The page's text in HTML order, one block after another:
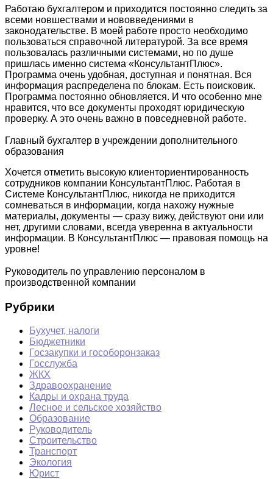
Работаю бухгалтером и приходится постоянно следить за
всеми новшествами и нововведениями в
законодательстве. В моей работе просто необходимо
пользоваться справочной литературой. За все время
пользовалась различными системами, но по душе
пришлась именно система «КонсультантПлюс».
Программа очень удобная, доступная и понятная. Вся
информация распределена по блокам. Есть поисковик.
Программа постоянно обновляется. И что особенно мне
нравится, что все документы проходят юридическую
проверку. А это очень важно в повседневной работе.
Главный бухгалтер в учреждении дополнительного
образования
Хочется отметить высокую клиенториентированность
сотрудников компании КонсультантПлюс. Работая в
Системе КонсультантПлюс, никогда не приходится
сомневаться в информации, когда нахожу нужные
материалы, документы — сразу вижу, действуют они или
нет, другими словами, всегда уверенна в актуальности
информации. В КонсультантПлюс — правовая помощь на
уровне!
Руководитель по управлению персоналом в
производственной компании
Рубрики
Бухучет, налоги
Бюджетники
Госзакупки и гособоронзаказ
Госслужба
ЖКХ
Здравоохранение
Кадры и охрана труда
Лесное и сельское хозяйство
Образование
Руководитель
Строительство
Транспорт
Экология
Юрист